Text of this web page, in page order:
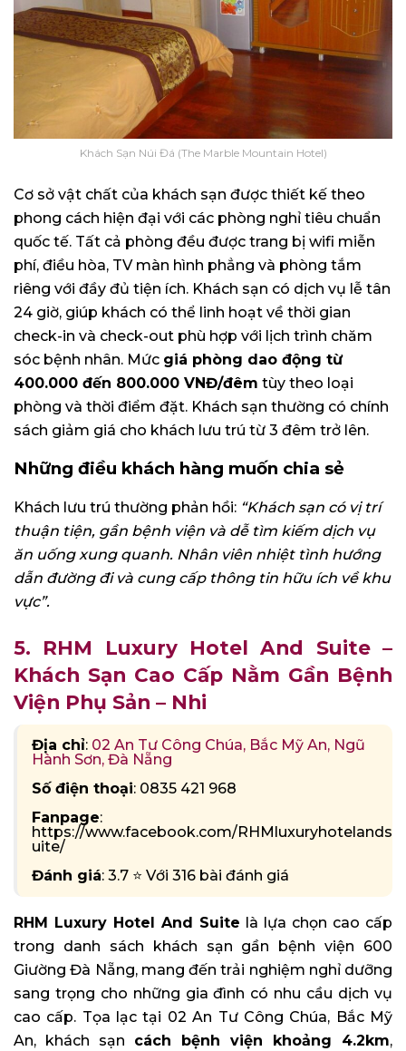
Khách Sạn Núi Đá (The Marble Mountain Hotel)
Cơ sở vật chất của khách sạn được thiết kế theo
phong cách hiện đại với các phòng nghỉ tiêu chuẩn
quốc tế. Tất cả phòng đều được trang bị wifi miễn
phí, điều hòa, TV màn hình phẳng và phòng tắm
riêng với đầy đủ tiện ích. Khách sạn có dịch vụ lễ tân
24 giờ, giúp khách có thể linh hoạt về thời gian
check-in và check-out phù hợp với lịch trình chăm
sóc bệnh nhân. Mức giá phòng dao động từ
400.000 đến 800.000 VNĐ/đêm tùy theo loại
phòng và thời điểm đặt. Khách sạn thường có chính
sách giảm giá cho khách lưu trú từ 3 đêm trở lên.
Những điều khách hàng muốn chia sẻ
Khách lưu trú thường phản hồi: “Khách sạn có vị trí
thuận tiện, gần bệnh viện và dễ tìm kiếm dịch vụ
ăn uống xung quanh. Nhân viên nhiệt tình hướng
dẫn đường đi và cung cấp thông tin hữu ích về khu
vực”.
5. RHM Luxury Hotel And Suite –
Khách Sạn Cao Cấp Nằm Gần Bệnh
Viện Phụ Sản – Nhi
Địa chỉ: 02 An Tư Công Chúa, Bắc Mỹ An, Ngũ
Hành Sơn, Đà Nẵng
Số điện thoại: 0835 421 968
Fanpage:
https://www.facebook.com/RHMluxuryhotelands
uite/
Đánh giá: 3.7 ⭐ Với 316 bài đánh giá
RHM Luxury Hotel And Suite là lựa chọn cao cấp
trong danh sách khách sạn gần bệnh viện 600
Giường Đà Nẵng, mang đến trải nghiệm nghỉ dưỡng
sang trọng cho những gia đình có nhu cầu dịch vụ
cao cấp. Tọa lạc tại 02 An Tư Công Chúa, Bắc Mỹ
An, khách sạn cách bệnh viện khoảng 4.2km,